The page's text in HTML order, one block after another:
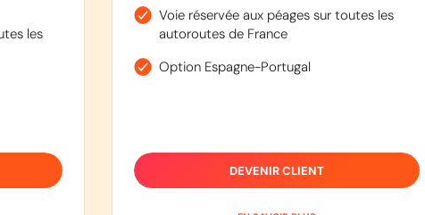
les
Voie réservée aux péages sur toutes les
autoroutes de France
Option Espagne-Portugal
DEVENIR CLIENT